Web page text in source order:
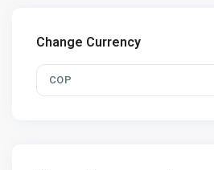
Change Currency
COP